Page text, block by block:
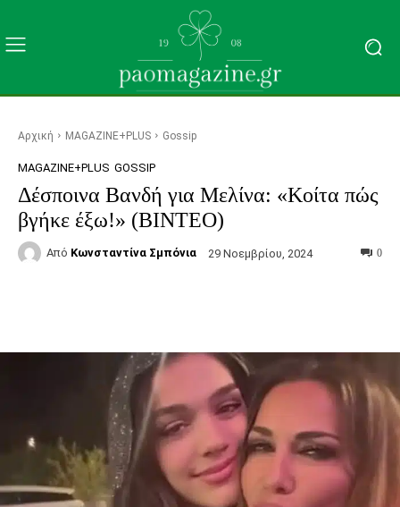
Αρχική MAGAZINE+PLUS Gossip
MAGAZINE+PLUS GOSSIP
Δέσποινα Βανδή για Μελίνα: «Κοίτα πώς
βγήκε έξω!» (ΒΙΝΤΕΟ)
Από Κωνσταντίνα Σμπόνια 29 Νοεμβρίου, 2024 0